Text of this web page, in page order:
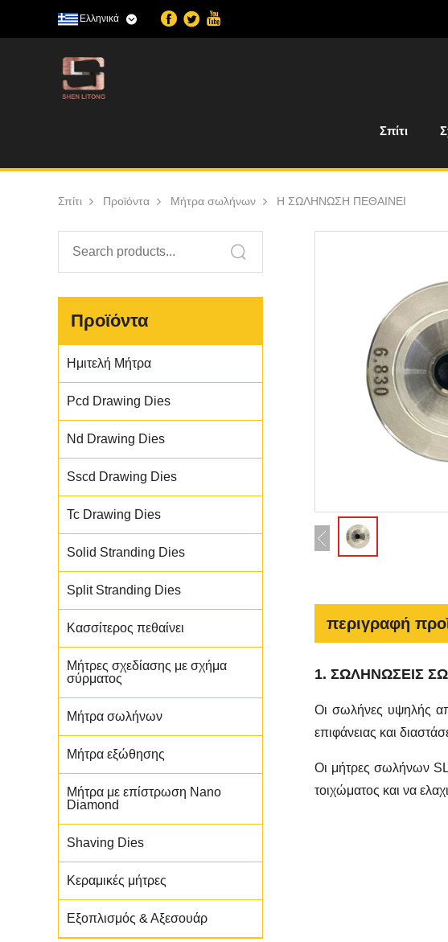
Ελληνικά
Σπίτι
Σπίτι Προϊόντα Μήτρα σωλήνων Η ΣΩΛΗΝΩΣΗ ΠΕΘΑΙΝΕΙ
Προϊόντα
Ημιτελή Μήτρα
Pcd Drawing Dies
Nd Drawing Dies
Sscd Drawing Dies
Tc Drawing Dies
Solid Stranding Dies
Split Stranding Dies
Κασσίτερος πεθαίνει
Μήτρες σχεδίασης με σχήμα
σύρματος
Μήτρα σωλήνων
Μήτρα εξώθησης
Μήτρα με επίστρωση Nano
Diamond
Shaving Dies
Κεραμικές μήτρες
Εξοπλισμός & Αξεσουάρ
περιγραφή
1. ΣΩΛΗΝΩΣΕΙΣ
Οι σωλήνες υψηλής
επιφάνειας και
Οι μήτρες σωλήνων
τοιχώματος και να